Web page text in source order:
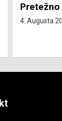
Pravo na